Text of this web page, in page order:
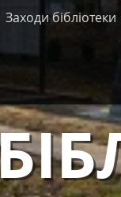
Заходи бібліотеки